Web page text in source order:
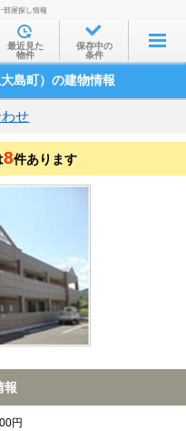
駅から
場から
学時間から
会社から
部屋探し情報
最近見た
物件
保存中の
条件
島町）の建物情報
せ
8件あります
報
円